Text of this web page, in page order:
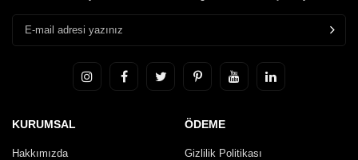
KURUMSAL
Hakkımızda
ÖDEME
Gizlilik Politikası